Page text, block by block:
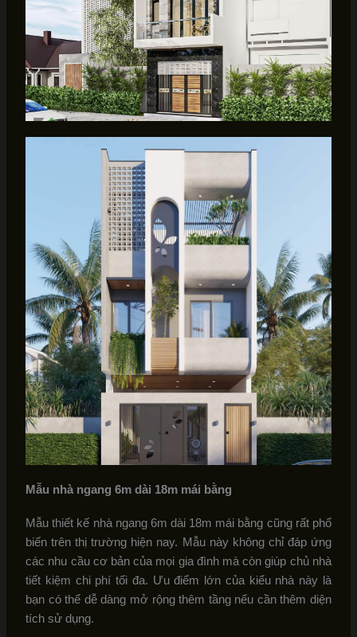
Mẫu nhà ngang 6m dài 18m mái bằng
Mẫu thiết kế nhà ngang 6m dài 18m mái bằng cũng rất phổ
biến trên thị trường hiện nay. Mẫu này không chỉ đáp ứng
các nhu cầu cơ bản của mọi gia đình mà còn giúp chủ nhà
tiết kiệm chi phí tối đa. Ưu điểm lớn của kiểu nhà này là
bạn có thể dễ dàng mở rộng thêm tầng nếu cần thêm diện
tích sử dụng.